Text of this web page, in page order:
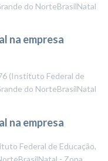
do NorteBrasilNatal
na empresa
(Instituto Federal de
do NorteBrasilNatal
na empresa
Federal de Educação,
- Zona